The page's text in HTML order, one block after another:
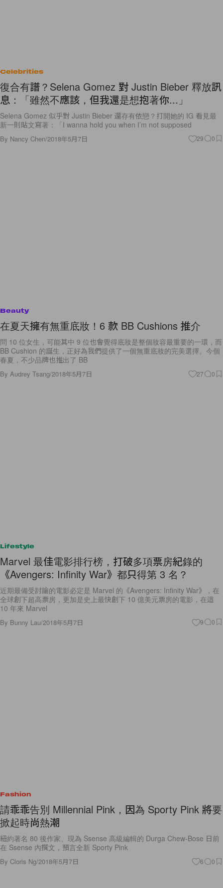
Celebrities
復合有譜？Selena Gomez 對 Justin Bieber 釋放訊
息：「雖然不應該，但我還是想抱著你...」
Selena Gomez 似乎對 Justin Bieber 還存有依戀？打開她的 IG 看見最
新一則貼文寫著：「I wanna hold you when I’m not supposed
By Nancy Chen/2018年5月7日 29 0
Beauty
在夏天擁有無重底妝！6 款 BB Cushions 推介
問 10 位女生，可能其中 9 位也會覺得底妝是整個妝容最重要的一環，而
BB Cushion 的誕生，正好為我們提供了一個無重底妝的完美選擇。今個
春夏，不少品牌也推出了 BB
By Audrey Tsang/2018年5月7日 27 0
Lifestyle
Marvel 最佳電影排行榜，打破多項票房紀錄的
《Avengers: Infinity War》都只得第 3 名？
近期最備受討論的電影必定是 Marvel 的《Avengers: Infinity War》，在
全球創下超高票房，更加是史上最快創下 10 億美元票房的電影，在這
10 年來 Marvel
By Bunny Lau/2018年5月7日 9 0
Fashion
請乖乖告別 Millennial Pink，因為 Sporty Pink 將要
掀起時尚熱潮
紐約著名 80 後作家、現為 Ssense 高級編輯的 Durga Chew-Bose 日前
在 Ssense 內撰文，預言全新 Sporty Pink
By Cloris Ng/2018年5月7日 6 0